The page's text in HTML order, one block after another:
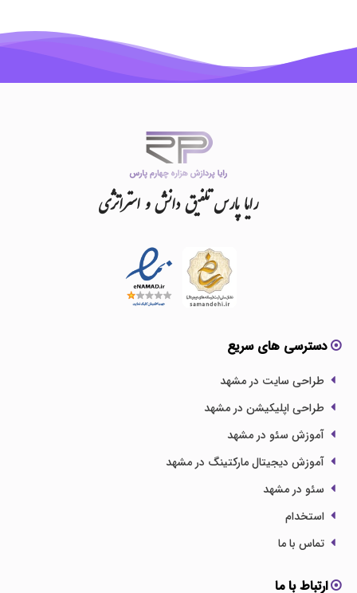
رایاپارستلفیقدانشواستراتژی
دسترسی های سریع
طراحی سایت در مشهد
طراحی اپلیکیشن در مشهد
آموزش سئو در مشهد
آموزش دیجیتال مارکتینگ در مشهد
سئو در مشهد
استخدام
تماس با ما
ارتباط با ما